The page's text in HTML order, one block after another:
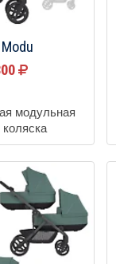
модульная
коляска